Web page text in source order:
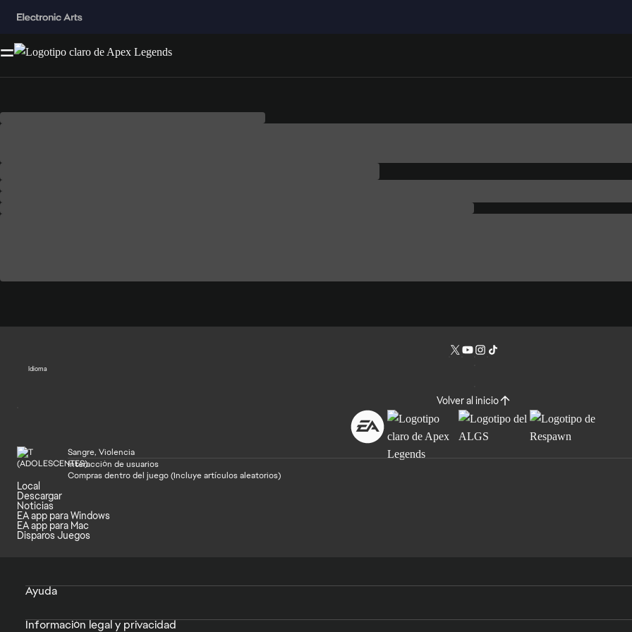
Idioma
Volver al inicio
Sangre, Violencia
Interacción de usuarios
Compras dentro del juego (Incluye artículos aleatorios)
Local
Descargar
Noticias
EA app para Windows
EA app para Mac
Disparos Juegos
Ayuda
Información legal y privacidad